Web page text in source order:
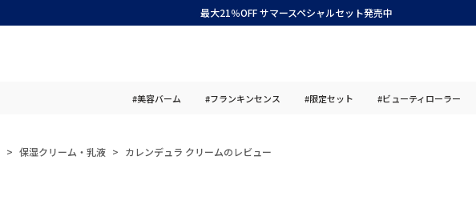
最大21％OFF サマースペシャルセット発売中
#美容バーム #フランキンセンス #限定セット #ビューティローラー
保湿クリーム・乳液 カレンデュラ クリームのレビュー